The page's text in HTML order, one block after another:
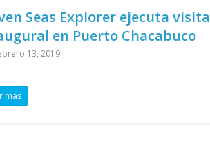
Seas Explorer ejecuta visita
en Puerto Chacabuco
13, 2019
más